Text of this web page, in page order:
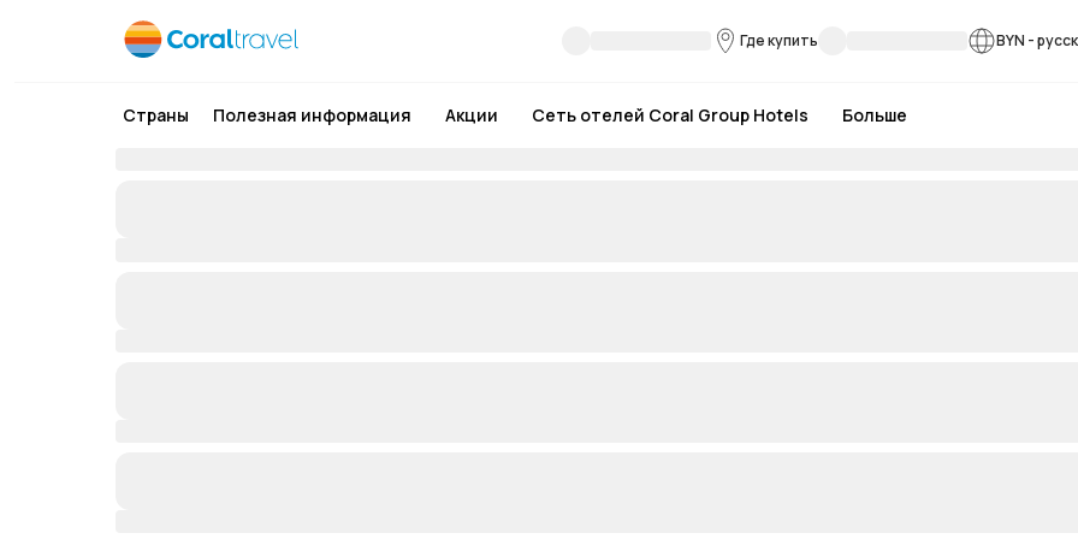
Где купить BYN -
Страны Полезная информация Акции Сеть отелей Coral Group Hotels Больше